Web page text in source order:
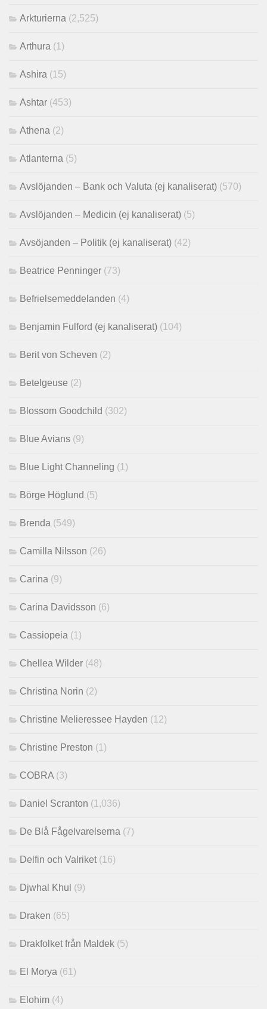
Arkturierna (2,525)
Arthura (1)
Ashira (15)
Ashtar (453)
Athena (2)
Atlanterna (5)
Avslöjanden – Bank och Valuta (ej kanaliserat) (570)
Avslöjanden – Medicin (ej kanaliserat) (5)
Avsöjanden – Politik (ej kanaliserat) (42)
Beatrice Penninger (73)
Befrielsemeddelanden (4)
Benjamin Fulford (ej kanaliserat) (104)
Berit von Scheven (2)
Betelgeuse (2)
Blossom Goodchild (302)
Blue Avians (9)
Blue Light Channeling (1)
Börge Höglund (5)
Brenda (549)
Camilla Nilsson (26)
Carina (9)
Carina Davidsson (6)
Cassiopeia (1)
Chellea Wilder (48)
Christina Norin (2)
Christine Melieressee Hayden (12)
Christine Preston (1)
COBRA (3)
Daniel Scranton (1,036)
De Blå Fågelvarelserna (7)
Delfin och Valriket (16)
Djwhal Khul (9)
Draken (65)
Drakfolket från Maldek (5)
El Morya (61)
Elohim (4)